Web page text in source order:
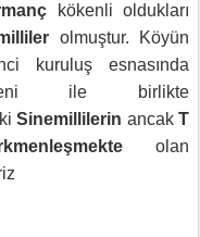
kökenli oldukları
olmuştur. Köyün
kuruluş esnasında
ile birlikte
Sinemillilerin ancakT
olan